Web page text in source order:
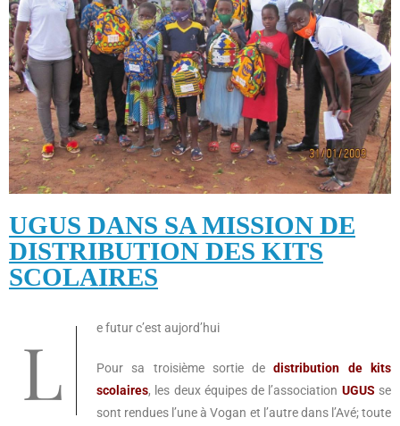
UGUS DANS SA MISSION DE
DISTRIBUTION DES KITS
SCOLAIRES
Le futur c’est aujord’hui
Pour sa troisième sortie de distribution de kits
scolaires, les deux équipes de l’association UGUS se
sont rendues l’une à Vogan et l’autre dans l’Avé; toute